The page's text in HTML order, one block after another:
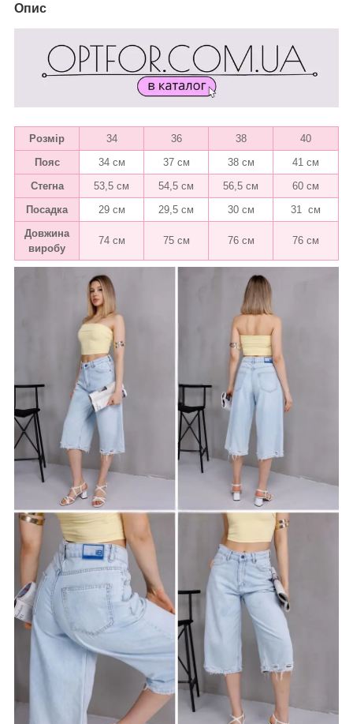
Опис
Розмір 34 36 38
40
Пояс
34 см 37 см 38 см
41 см
Стегна
53,5 см 54,5 см 56,5 см
60 см
Посадка
29 см 29,5 см 30 см
31 см
Довжина
виробу
74 см 75 см 76 см 76 см